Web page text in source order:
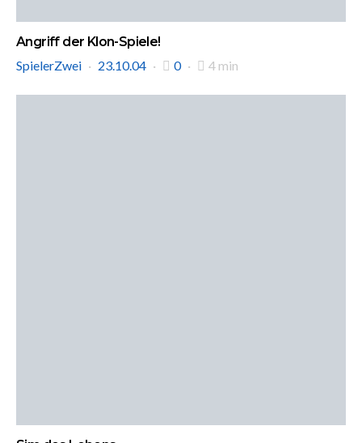
Angriff der Klon-Spiele!
SpielerZwei
23.10.04 0 4 min